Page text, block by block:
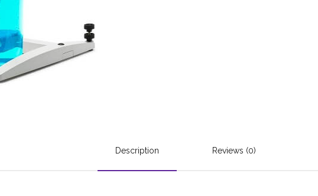
Description Reviews (0)